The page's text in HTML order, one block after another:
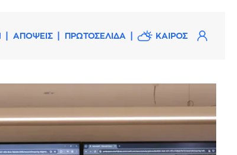
ΑΠΟΨΕΙΣ ΠΡΩΤΟΣΕΛΙΔΑ ΚΑΙΡΟΣ